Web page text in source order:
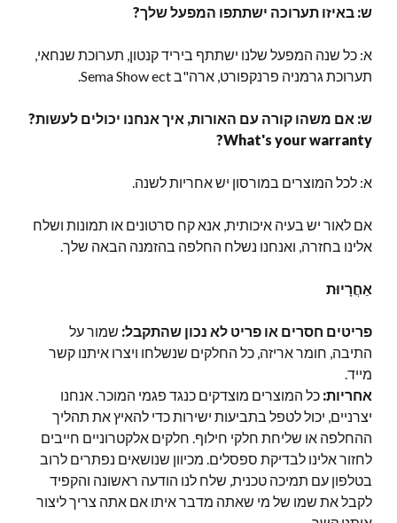
ש: באיזו תערוכה ישתתפו המפעל שלך?
א: כל שנה המפעל שלנו ישתתף ביריד קנטון, תערוכת שנחאי,
תערוכת גרמניה פרנקפורט, ארה"ב Sema Show ect.
ש: אם משהו קורה עם האורות, איך אנחנו יכולים לעשות?
What's your warranty
?
א: לכל המוצרים במורסון יש אחריות לשנה.
אם לאור יש בעיה איכותית, אנא קח סרטונים או תמונות ושלח
אלינו בחזרה, ואנחנו נשלח החלפה בהזמנה הבאה שלך.
אַחֲרָיוּת
פריטים חסרים או פריט לא נכון שהתקבל: שמור על
התיבה, חומר אריזה, כל החלקים שנשלחו ויצרו איתנו קשר
מייד.
אחריות: כל המוצרים מוצדקים כנגד פגמי המוכר. אנחנו
יצרניים, יכול לטפל בתביעות ישירות כדי להאיץ את תהליך
ההחלפה או שליחת חלקי חילוף. חלקים אלקטרוניים חייבים
לחזור אלינו לבדיקת ספסלים. מכיוון שנושאים נפתרים לרוב
בטלפון עם תמיכה טכנית, שלח לנו הודעה ראשונה והקפיד
לקבל את שמו של מי שאתה מדבר איתו אם אתה צריך ליצור